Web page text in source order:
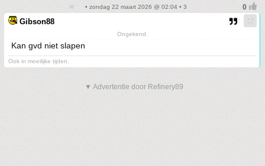
• zondag 22 maart 2026 @ 02:04 • 3
Gibson88
Ongekend.
Kan gvd niet slapen
Ook in moeilijke tijden.
▼ Advertentie door Refinery89